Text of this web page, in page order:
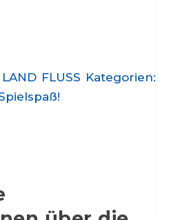
LAND FLUSS Kategorien: